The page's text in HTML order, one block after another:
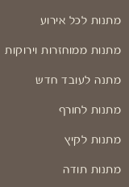
מתנות לכל אירוע
מתנות ממוחזרות וירוקות
מתנה לעובד חדש
מתנות לחורף
מתנות לקיץ
מתנות תודה